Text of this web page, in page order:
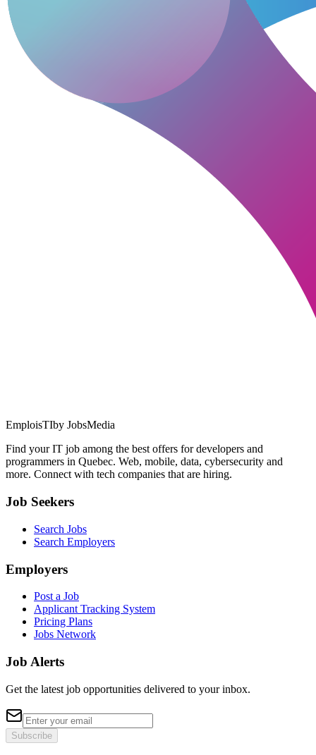
EmploisTIby JobsMedia
Find your IT job among the best offers for developers and
programmers in Quebec. Web, mobile, data, cybersecurity and
more. Connect with tech companies that are hiring.
Job Seekers
Search Jobs
Search Employers
Employers
Post a Job
Applicant Tracking System
Pricing Plans
Jobs Network
Job Alerts
Get the latest job opportunities delivered to your inbox.
Subscribe